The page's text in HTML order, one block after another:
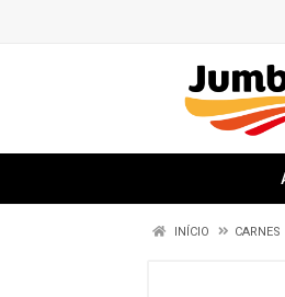
INÍCIO CARNES